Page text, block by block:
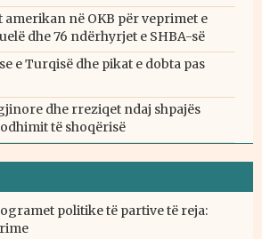
në OKB për veprimet e
dhe 76 ndërhyrjet e SHBA-së
e Turqisë dhe pikat e dobta pas
dhe rreziqet ndaj shpajës
të shoqërisë
politike të partive të reja: